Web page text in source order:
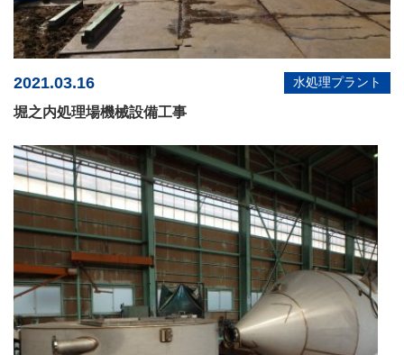
2021.03.16 水処理プラント
堀之内処理場機械設備工事